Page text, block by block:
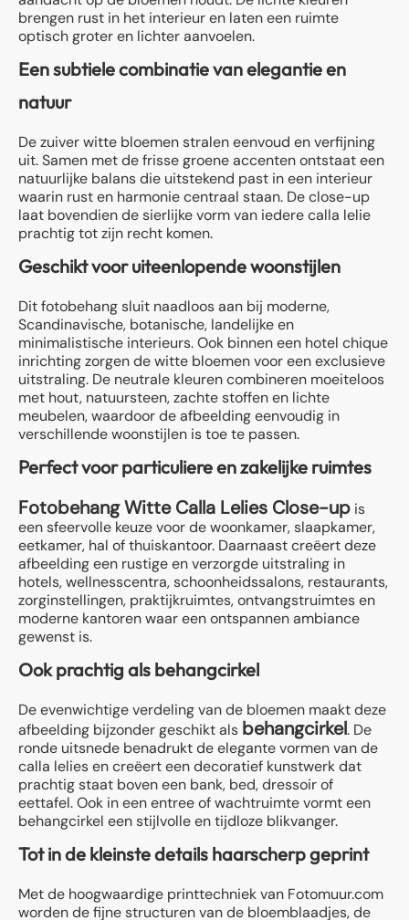
brengen rust in het interieur en laten een ruimte
optisch groter en lichter aanvoelen.
Een subtiele combinatie van elegantie en
natuur
De zuiver witte bloemen stralen eenvoud en verfijning
uit. Samen met de frisse groene accenten ontstaat een
natuurlijke balans die uitstekend past in een interieur
waarin rust en harmonie centraal staan. De close-up
laat bovendien de sierlijke vorm van iedere calla lelie
prachtig tot zijn recht komen.
Geschikt voor uiteenlopende woonstijlen
Dit fotobehang sluit naadloos aan bij moderne,
Scandinavische, botanische, landelijke en
minimalistische interieurs. Ook binnen een hotel chique
inrichting zorgen de witte bloemen voor een exclusieve
uitstraling. De neutrale kleuren combineren moeiteloos
met hout, natuursteen, zachte stoffen en lichte
meubelen, waardoor de afbeelding eenvoudig in
verschillende woonstijlen is toe te passen.
Perfect voor particuliere en zakelijke ruimtes
Fotobehang Witte Calla Lelies Close-up is
een sfeervolle keuze voor de woonkamer, slaapkamer,
eetkamer, hal of thuiskantoor. Daarnaast creëert deze
afbeelding een rustige en verzorgde uitstraling in
hotels, wellnesscentra, schoonheidssalons, restaurants,
zorginstellingen, praktijkruimtes, ontvangstruimtes en
moderne kantoren waar een ontspannen ambiance
gewenst is.
Ook prachtig als behangcirkel
De evenwichtige verdeling van de bloemen maakt deze
afbeelding bijzonder geschikt als behangcirkel. De
ronde uitsnede benadrukt de elegante vormen van de
calla lelies en creëert een decoratief kunstwerk dat
prachtig staat boven een bank, bed, dressoir of
eettafel. Ook in een entree of wachtruimte vormt een
behangcirkel een stijlvolle en tijdloze blikvanger.
Tot in de kleinste details haarscherp geprint
Met de hoogwaardige printtechniek van Fotomuur.com
worden de fijne structuren van de bloemblaadjes, de